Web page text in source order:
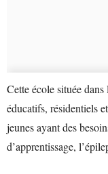
Cette école située
éducatifs, résidentiels
jeunes ayant des
d’apprentissage,